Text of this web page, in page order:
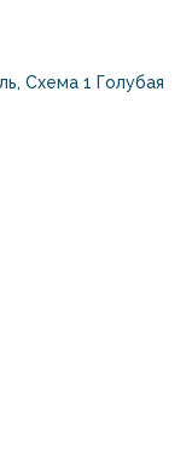
Схема 1 Голубая